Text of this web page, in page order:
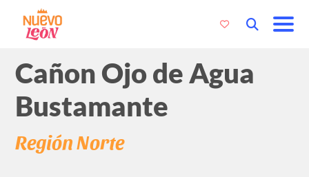
Cañon Ojo de Agua
Bustamante
Región Norte